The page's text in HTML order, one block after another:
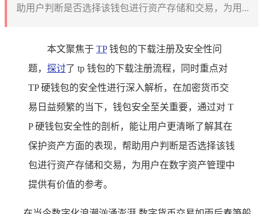
助用户判断是否选择该钱包进行资产存储和交易，为用...
本文聚焦于 TP钱包的下载注册及安全性问
题， 探讨了 tp 钱包的下载注册流程，同时重点对
TP 硬钱包的安全性进行深入解析，在加密货币交
易日益频繁的当下，钱包安全至关重要，通过对 T
P 硬钱包安全性的剖析，能让用户更清晰了解其在
保护资产方面的表现，帮助用户判断是否选择该钱
包进行资产存储和交易，为用户在数字资产管理中
提供有价值的参考。